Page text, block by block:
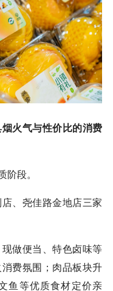
火气与性价比的消费
段。
、尧佳路金地店三家
做便当、特色卤味等
费氛围；肉品板块升
鱼等优质食材定价亲